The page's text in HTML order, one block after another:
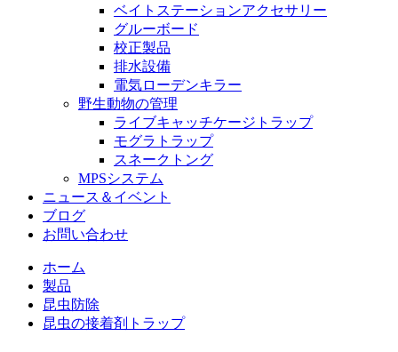
ベイトステーションアクセサリー
グルーボード
校正製品
排水設備
電気ローデンキラー
野生動物の管理
ライブキャッチケージトラップ
モグラトラップ
スネークトング
MPSシステム
ニュース＆イベント
ブログ
お問い合わせ
ホーム
製品
昆虫防除
昆虫の接着剤トラップ